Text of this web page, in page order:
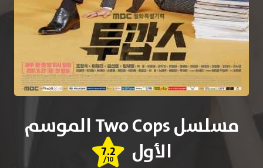
مسلسل Two Cops الموسم
الأول
7.2
/10